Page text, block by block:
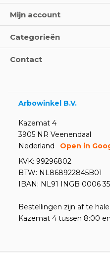
Mijn account
Categorieën
Contact
Arbowinkel B.V.
Kazemat 4
3905 NR Veenendaal
Nederland
Open in
KVK: 99296802
BTW: NL868922845B01
IBAN: NL91 INGB 0006
Bestellingen zijn af te
Kazemat 4 tussen 8:00